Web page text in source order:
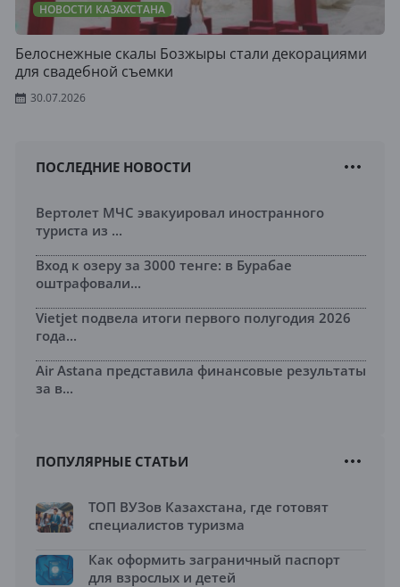
НОВОСТИ КАЗАХСТАНА
Белоснежные скалы Бозжыры стали декорациями
для свадебной съемки
30.07.2026
ПОСЛЕДНИЕ НОВОСТИ
Вертолет МЧС эвакуировал иностранного
туриста из ...
Вход к озеру за 3000 тенге: в Бурабае
оштрафовали...
Vietjet подвела итоги первого полугодия 2026
года...
Air Astana представила финансовые результаты
за в...
ПОПУЛЯРНЫЕ СТАТЬИ
ТОП ВУЗов Казахстана, где готовят
специалистов туризма
Как оформить заграничный паспорт
для взрослых и детей